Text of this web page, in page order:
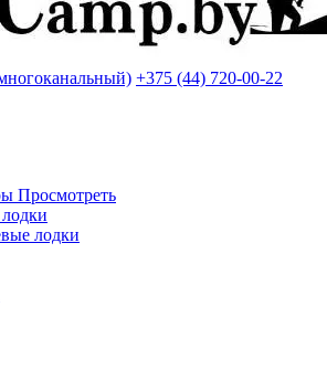
+375 (44) 720-00-22
Просмотреть
лодки